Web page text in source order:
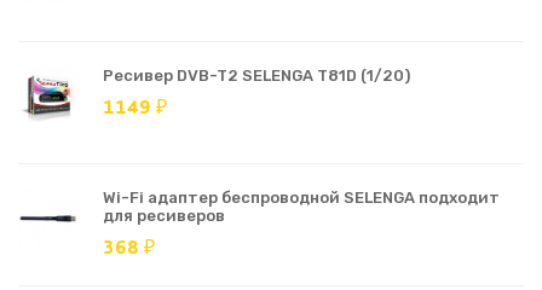
Ресивер DVB-T2 SELENGA T81D (1/20)
1149 ₽
Wi-Fi адаптер беспроводной SELENGA подходит
для ресиверов
368 ₽